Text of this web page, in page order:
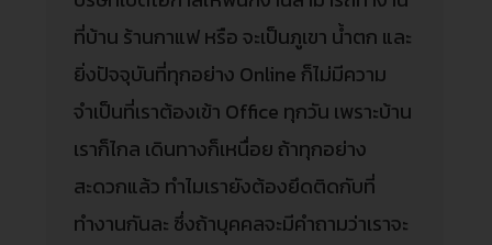
ที่บ้าน ร้านกาแฟ หรือ จะเป็นภูเขา น้ำตก และ
ยิ่งปัจจุบันที่ทุกอย่าง Online ก็ไม่มีความ
จำเป็นที่เราต้องเข้า Office ทุกวัน เพราะบ้าน
เราก็ไกล เดินทางก็เหนื่อย ถ้าทุกอย่าง
สะดวกแล้ว ทำไมเรายังต้องยึดติดกับที่
ทำงานกันละ ซึ่งถ้าบุคคลจะมีคำถามว่าเราจะ